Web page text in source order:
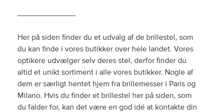
Her på siden finder du et udvalg af de brillestel, som
du kan finde i vores butikker over hele landet. Vores
optikere udvælger selv deres stel, derfor finder du
altid et unikt sortiment i alle vores butikker. Nogle af
dem er særligt hentet hjem fra brillemesser i Paris og
Milano. Hvis du finder et brillestel her på siden, som
du falder for, kan det være en god idé at kontakte din